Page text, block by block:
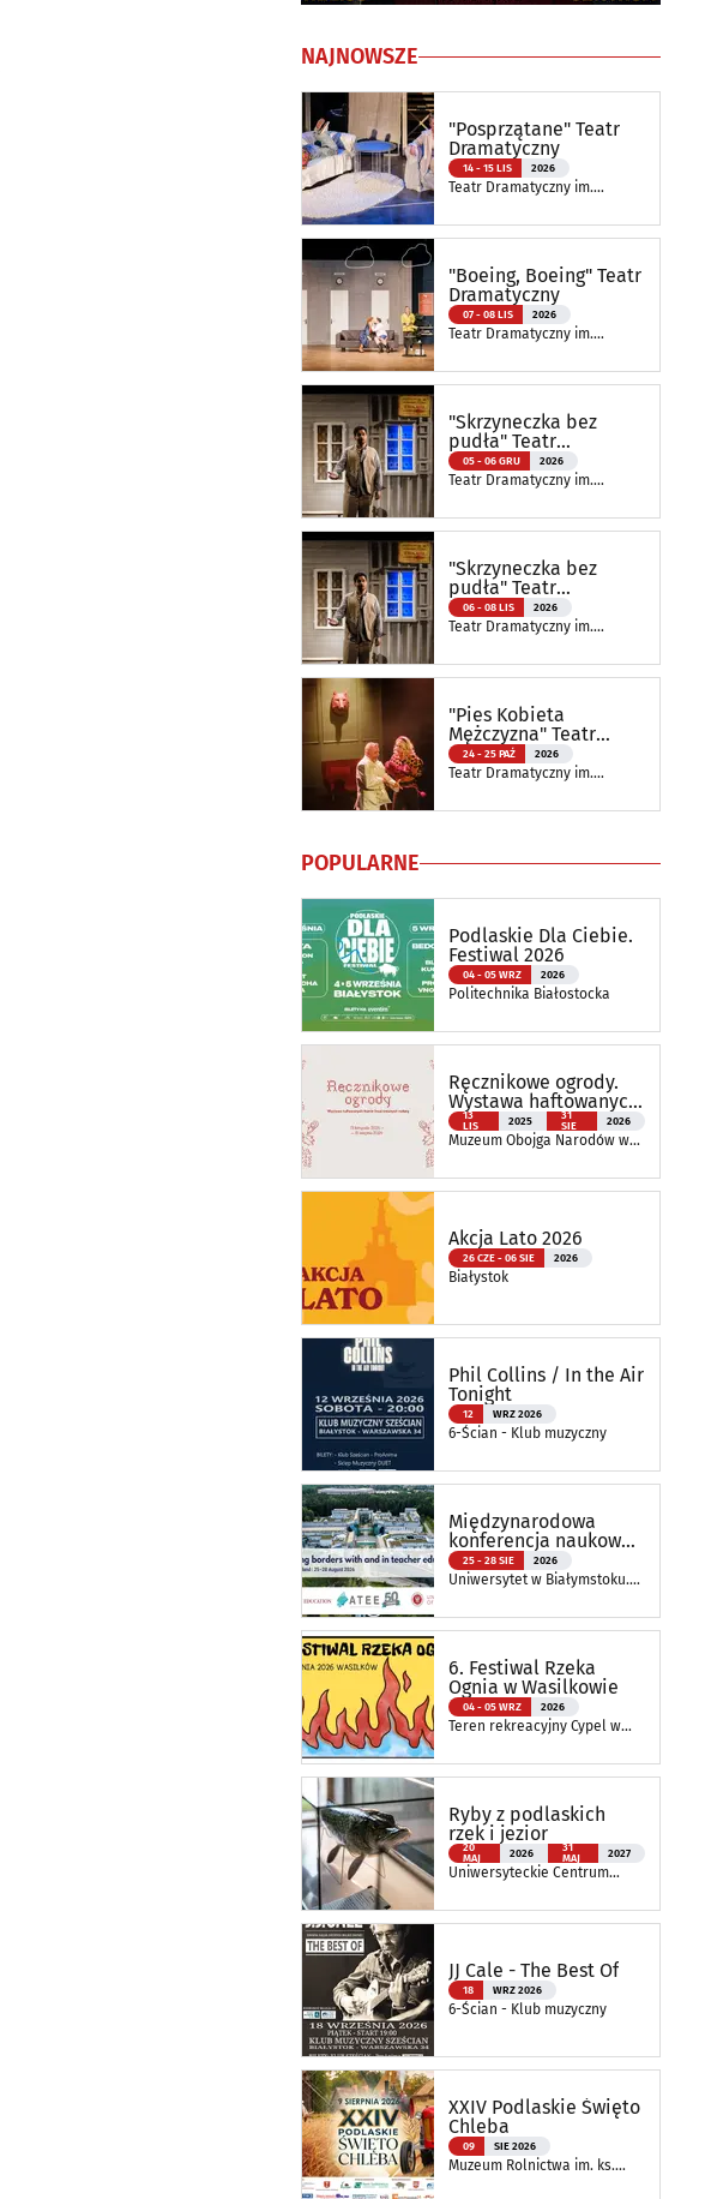
NAJNOWSZE
"Posprzątane" Teatr
Dramatyczny
14 - 15 LIS 2026
Teatr Dramatyczny im.
"Boeing, Boeing" Teatr
Dramatyczny
07 - 08 LIS 2026
Teatr Dramatyczny im.
"Skrzyneczka bez
pudła" Teatr
Dramatyczny
05 - 06 GRU 2026
Teatr Dramatyczny im.
"Skrzyneczka bez
pudła" Teatr
Dramatyczny
06 - 08 LIS 2026
Teatr Dramatyczny im.
"Pies Kobieta
Mężczyzna" Teatr
Dramatyczny
24 - 25 PAŹ 2026
Teatr Dramatyczny im.
POPULARNE
Podlaskie Dla Ciebie.
Festiwal 2026
04 - 05 WRZ 2026
Politechnika Białostocka
Ręcznikowe ogrody.
Wystawa haftowanych
tkanin inspirowanych
naturą
13
LIS
2025
31
SIE
2026
Muzeum Obojga Narodów w
Muzeum Podlaskiego w
Akcja Lato 2026
26 CZE - 06 SIE 2026
Białystok
Phil Collins / In the Air
Tonight
12 WRZ 2026
6-Ścian - Klub muzyczny
Międzynarodowa
konferencja naukowa
ATEE Annual
Conference 2026
25 - 28 SIE 2026
Uniwersytet w Białymstoku.
6. Festiwal Rzeka
Ognia w Wasilkowie
04 - 05 WRZ 2026
Teren rekreacyjny Cypel w
Ryby z podlaskich
rzek i jezior
20
MAJ
2026
31
MAJ
2027
Uniwersyteckie Centrum
Andrzeja Myrchy
JJ Cale - The Best Of
18 WRZ 2026
6-Ścian - Klub muzyczny
XXIV Podlaskie Święto
Chleba
09 SIE 2026
Muzeum Rolnictwa im. ks.